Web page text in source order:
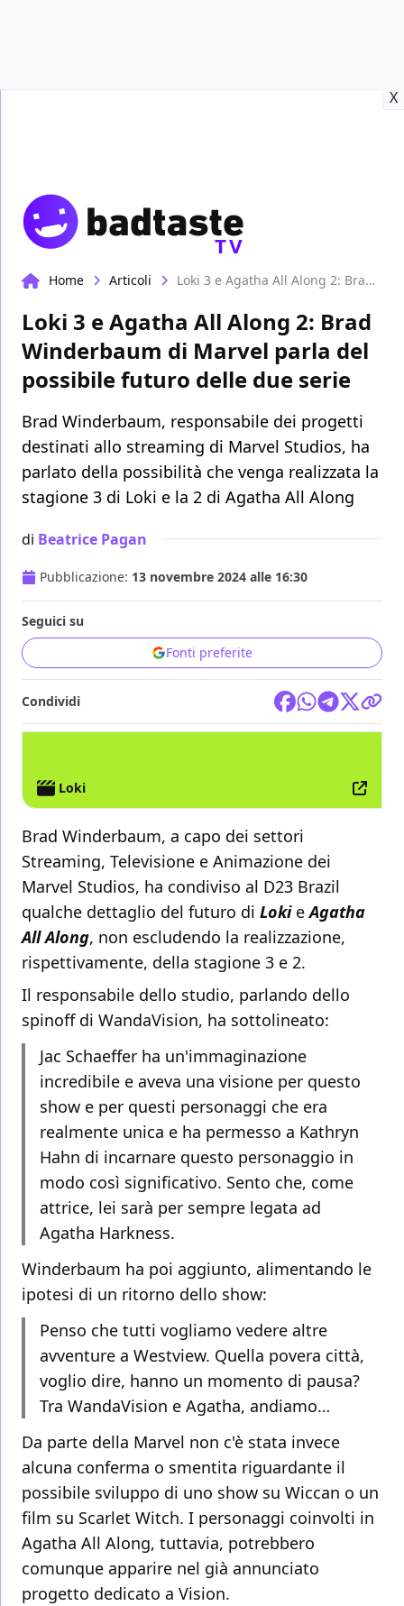
X
TV
Home Articoli Loki 3 e Agatha All Along 2: Brad Winderbaum di Marvel parla del possibile futuro delle due serie
Loki 3 e Agatha All Along 2: Brad
Winderbaum di Marvel parla del
possibile futuro delle due serie
Brad Winderbaum, responsabile dei progetti
destinati allo streaming di Marvel Studios, ha
parlato della possibilità che venga realizzata la
stagione 3 di Loki e la 2 di Agatha All Along
di Beatrice Pagan
Pubblicazione: 13 novembre 2024 alle 16:30
Seguici su
Fonti preferite
Condividi
Loki
Brad Winderbaum, a capo dei settori
Streaming, Televisione e Animazione dei
Marvel Studios, ha condiviso al D23 Brazil
qualche dettaglio del futuro di LokieAgatha
All Along, non escludendo la realizzazione,
rispettivamente, della stagione 3 e 2.
Il responsabile dello studio, parlando dello
spinoff di WandaVision, ha sottolineato:
Jac Schaeffer ha un'immaginazione
incredibile e aveva una visione per questo
show e per questi personaggi che era
realmente unica e ha permesso a Kathryn
Hahn di incarnare questo personaggio in
modo così significativo. Sento che, come
attrice, lei sarà per sempre legata ad
Agatha Harkness.
Winderbaum ha poi aggiunto, alimentando le
ipotesi di un ritorno dello show:
Penso che tutti vogliamo vedere altre
avventure a Westview. Quella povera città,
voglio dire, hanno un momento di pausa?
Tra WandaVision e Agatha, andiamo…
Da parte della Marvel non c'è stata invece
alcuna conferma o smentita riguardante il
possibile sviluppo di uno show su Wiccan o un
film su Scarlet Witch. I personaggi coinvolti in
Agatha All Along, tuttavia, potrebbero
comunque apparire nel già annunciato
progetto dedicato a Vision.